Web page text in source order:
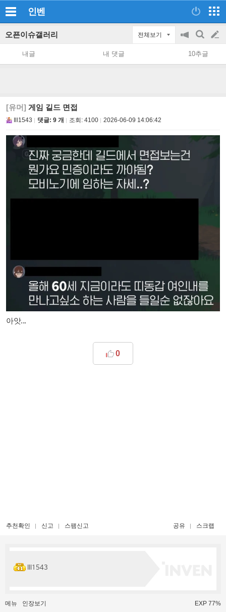
인벤
오픈이슈갤러리 전체보기
공
지
on/off
검
색
글
쓰
내글 내 댓글 10추글
[유머] 게임 길드 면접
Ill1543 댓글: 9 개 조회: 4100 2026-06-09 14:06:42
아앗...
0
추천확인 신고 스팸신고 공유 스크랩
Ill1543
메뉴 인장보기 EXP 77%